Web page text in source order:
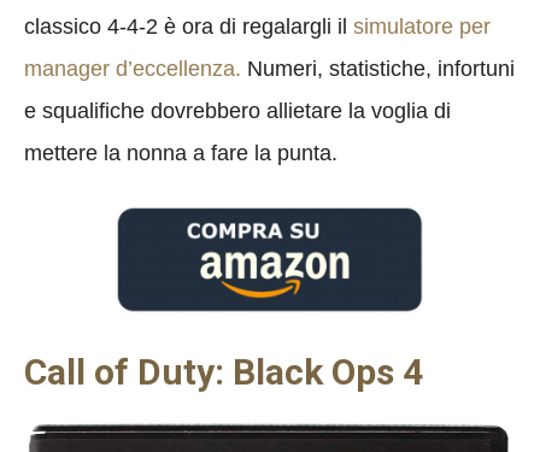
classico 4-4-2 è ora di regalargli il simulatore per
manager d’eccellenza. Numeri, statistiche, infortuni
e squalifiche dovrebbero allietare la voglia di
mettere la nonna a fare la punta.
Call of Duty: Black Ops 4